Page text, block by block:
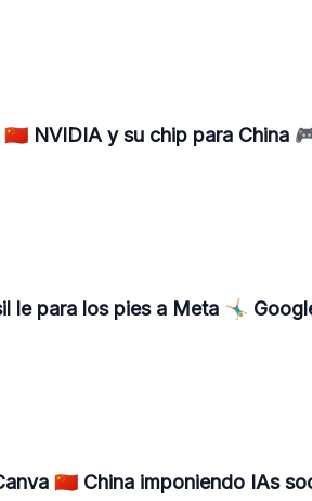
NVIDIA y su chip para China
para los pies a Meta 🤸🏼‍♂️
🇨🇳 China imponiendo IAs